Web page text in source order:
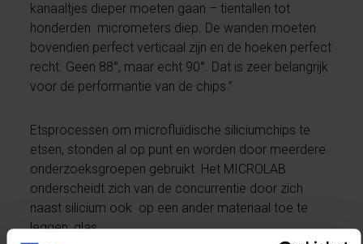
kanaaltjes dieper moeten gaan – tientallen tot
honderden micrometers diep. De wanden moeten
bovendien perfect verticaal zijn en de hoeken perfect
recht. Geen 88°, maar echt 90°. Dat is zeer belangrijk
voor de performantie van de chips.”
Etsprocessen om microfluïdische siliciumchips te
etsen, stonden al op punt en worden door meerdere
onderzoeksgroepen gebruikt. Het MICROLAB
onderscheidt zich van de concurrentie door zich
naast silicium ook op een ander materiaal toe te
leggen: glas.